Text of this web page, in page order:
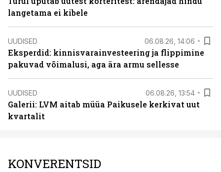
langetama ei kibele
UUDISED 06.08.26, 14:06
Eksperdid: kinnisvarainvesteering ja flippimine
pakuvad võimalusi, aga ära armu sellesse
UUDISED 06.08.26, 13:54
Galerii: LVM aitab müüa Paikusele kerkivat uut
kvartalit
KONVERENTSID